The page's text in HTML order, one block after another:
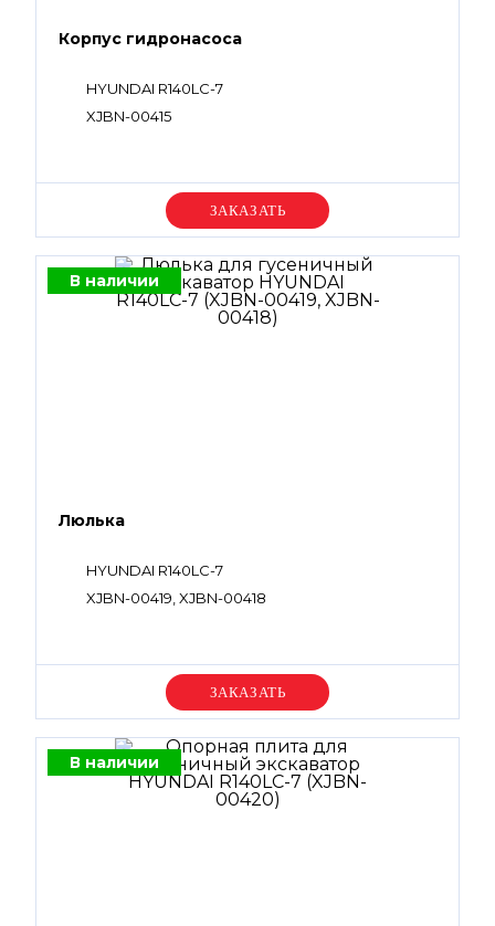
Корпус гидронасоса
HYUNDAI R140LC-7
XJBN-00415
Уточняйте цену
В наличии
Люлька
HYUNDAI R140LC-7
XJBN-00419, XJBN-00418
Уточняйте цену
В наличии